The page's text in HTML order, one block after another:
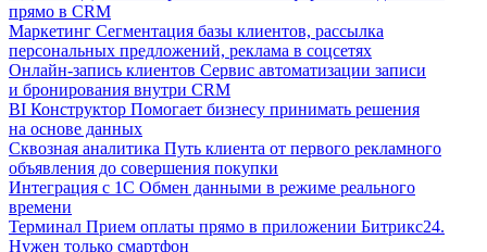
прямо в CRM
Маркетинг Сегментация базы клиентов, рассылка
персональных предложений, реклама в соцсетях
Онлайн-запись клиентов Сервис автоматизации записи
и бронирования внутри CRM
BI Конструктор Помогает бизнесу принимать решения
на основе данных
Сквозная аналитика Путь клиента от первого рекламного
объявления до совершения покупки
Интеграция с 1С Обмен данными в режиме реального
времени
Терминал Прием оплаты прямо в приложении Битрикс24.
Нужен только смартфон